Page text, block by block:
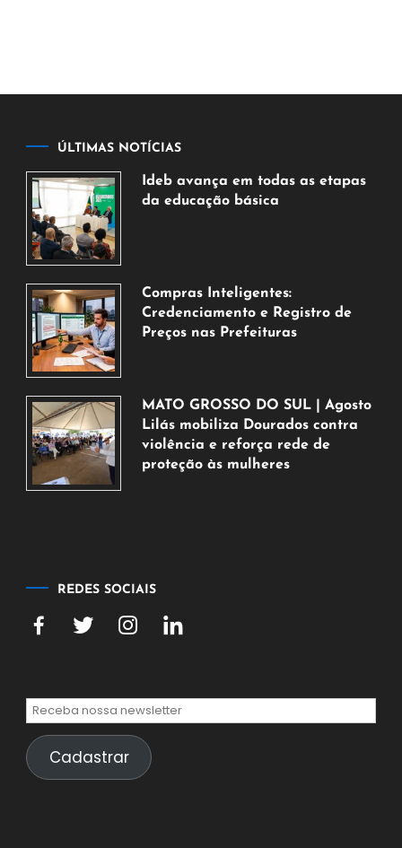
ÚLTIMAS NOTÍCIAS
Ideb avança em todas as etapas
da educação básica
de
2026
Compras Inteligentes:
Credenciamento e Registro de
Preços nas Prefeituras
agosto
de
2026
MATO GROSSO DO SUL | Agosto
Lilás mobiliza Dourados contra
violência e reforça rede de
proteção às mulheres
REDES SOCIAIS
Cadastrar